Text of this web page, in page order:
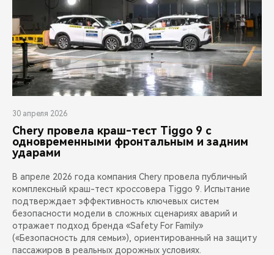
30 апреля 2026
Chery провела краш-тест Tiggo 9 с
одновременными фронтальным и задним
ударами
В апреле 2026 года компания Chery провела публичный
комплексный краш-тест кроссовера Tiggo 9. Испытание
подтверждает эффективность ключевых систем
безопасности модели в сложных сценариях аварий и
отражает подход бренда «Safety For Family»
(«Безопасность для семьи»), ориентированный на защиту
пассажиров в реальных дорожных условиях.